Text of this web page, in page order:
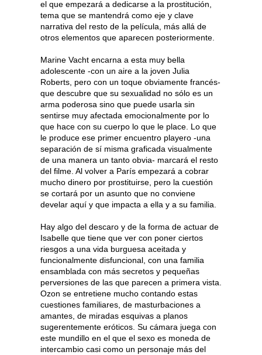
el que empezará a dedicarse a la prostitución,
tema que se mantendrá como eje y clave
narrativa del resto de la película, más allá de
otros elementos que aparecen posteriormente.
Marine Vacht encarna a esta muy bella
adolescente -con un aire a la joven Julia
Roberts, pero con un toque obviamente francés-
que descubre que su sexualidad no sólo es un
arma poderosa sino que puede usarla sin
sentirse muy afectada emocionalmente por lo
que hace con su cuerpo lo que le place. Lo que
le produce ese primer encuentro playero -una
separación de sí misma graficada visualmente
de una manera un tanto obvia- marcará el resto
del filme. Al volver a París empezará a cobrar
mucho dinero por prostituirse, pero la cuestión
se cortará por un asunto que no conviene
develar aquí y que impacta a ella y a su familia.
Hay algo del descaro y de la forma de actuar de
Isabelle que tiene que ver con poner ciertos
riesgos a una vida burguesa aceitada y
funcionalmente disfuncional, con una familia
ensamblada con más secretos y pequeñas
perversiones de las que parecen a primera vista.
Ozon se entretiene mucho contando estas
cuestiones familiares, de masturbaciones a
amantes, de miradas esquivas a planos
sugerentemente eróticos. Su cámara juega con
este mundillo en el que el sexo es moneda de
intercambio casi como un personaje más del